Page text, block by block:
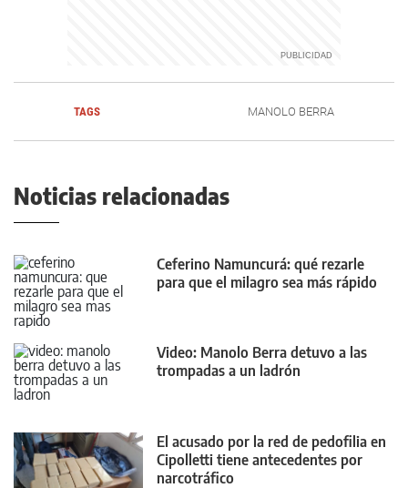
TAGS MANOLO BERRA
Noticias relacionadas
Ceferino Namuncurá: qué rezarle
para que el milagro sea más rápido
Video: Manolo Berra detuvo a las
trompadas a un ladrón
El acusado por la red de pedofilia en
Cipolletti tiene antecedentes por
narcotráfico